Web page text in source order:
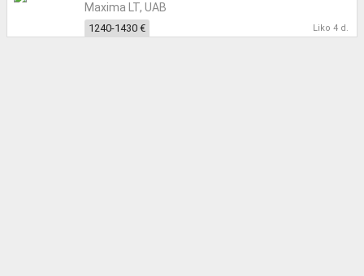
Maxima LT, UAB
1240-1430 € Liko 4 d.